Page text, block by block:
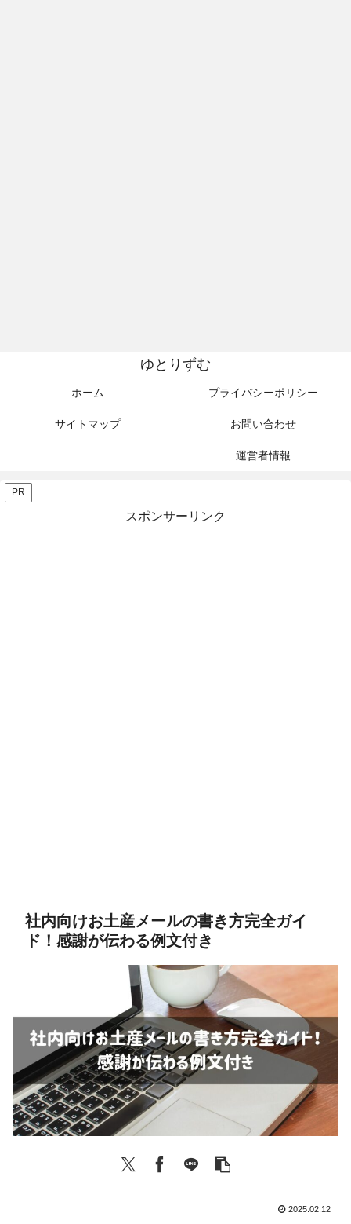
ゆとりずむ
ホーム プライバシーポリシー
サイトマップ お問い合わせ
運営者情報
PR
スポンサーリンク
社内向けお土産メールの書き方完全ガイ
ド！感謝が伝わる例文付き
2025.02.12